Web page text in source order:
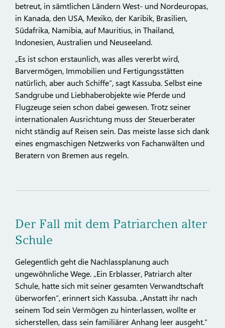
betreut, in sämtlichen Ländern West- und Nordeuropas,
in Kanada, den USA, Mexiko, der Karibik, Brasilien,
Südafrika, Namibia, auf Mauritius, in Thailand,
Indonesien, Australien und Neuseeland.
„Es ist schon erstaunlich, was alles vererbt wird,
Barvermögen, Immobilien und Fertigungsstätten
natürlich, aber auch Schiffe“, sagt Kassuba. Selbst eine
Sandgrube und Liebhaberobjekte wie Pferde und
Flugzeuge seien schon dabei gewesen. Trotz seiner
internationalen Ausrichtung muss der Steuerberater
nicht ständig auf Reisen sein. Das meiste lasse sich dank
eines engmaschigen Netzwerks von Fachanwälten und
Beratern von Bremen aus regeln.
Der Fall mit dem Patriarchen alter
Schule
Gelegentlich geht die Nachlassplanung auch
ungewöhnliche Wege. „Ein Erblasser, Patriarch alter
Schule, hatte sich mit seiner gesamten Verwandtschaft
überworfen“, erinnert sich Kassuba. „Anstatt ihr nach
seinem Tod sein Vermögen zu hinterlassen, wollte er
sicherstellen, dass sein familiärer Anhang leer ausgeht.“